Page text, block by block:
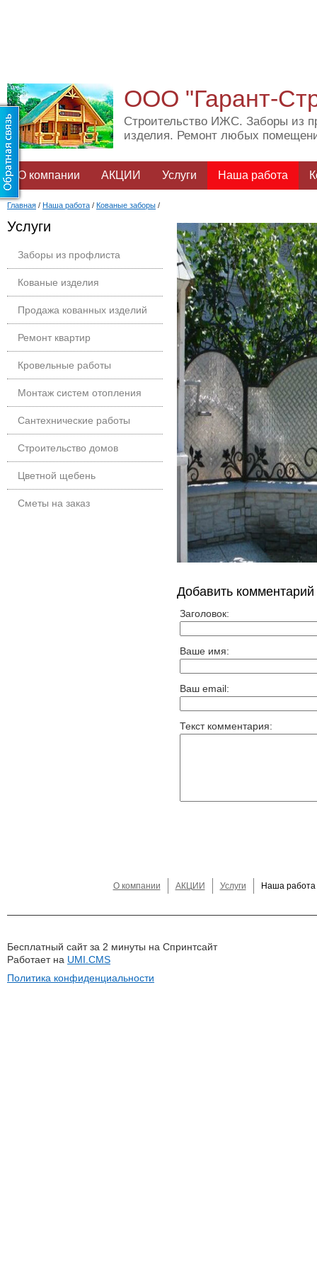
ООО "Гарант-
Строительство ИЖС. Заборы из
изделия. Ремонт любых
О компании АКЦИИ Услуги Наша работа
Главная / Наша работа / Кованые заборы /
Услуги
Заборы из профлиста
Кованые изделия
Продажа кованных изделий
Ремонт квартир
Кровельные работы
Монтаж систем отопления
Сантехнические работы
Строительство домов
Цветной щебень
Сметы на заказ
Добавить комментарий
Заголовок:
Ваше имя:
Ваш email:
Текст комментария:
О компании АКЦИИ Услуги Наша работа
Бесплатный сайт за 2 минуты на Спринтсайт
Работает на UMI.CMS
Политика конфиденциальности